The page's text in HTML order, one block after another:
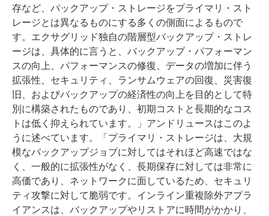
存など、バックアップ・ストレージをプライマリ・スト
レージとは異なるものにする多くの側面によるもので
す。エクサグリッド独自の階層型バックアップ・ストレ
ージは、具体的に言うと、バックアップ・パフォーマン
スの向上、パフォーマンスの修復、データの増加に伴う
拡張性、セキュリティ、ランサムウェアの回復、災害復
旧、およびバックアップの経済性の向上を目的として特
別に構築されたものであり、初期コストと長期的なコス
トは低く抑えられています。」アンドリュースはこのよ
うに述べています。「プライマリ・ストレージは、大規
模なバックアップジョブに対してはそれほど高速ではな
く、一般的に拡張性がなく、長期保存に対しては非常に
高価であり、ネットワークに面しているため、セキュリ
ティ攻撃に対して脆弱です。インライン重複除外アプラ
イアンスは、バックアップやリストアに時間がかかり、